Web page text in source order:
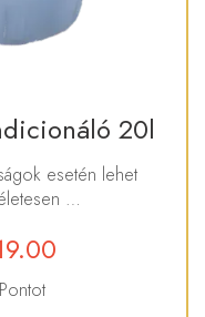
20l
esetén lehet
…